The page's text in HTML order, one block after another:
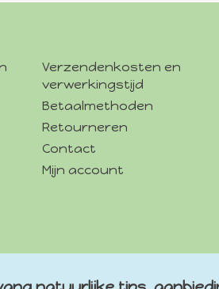
Verzendenkosten en
verwerkingstijd
Betaalmethoden
Retourneren
Contact
Mijn account